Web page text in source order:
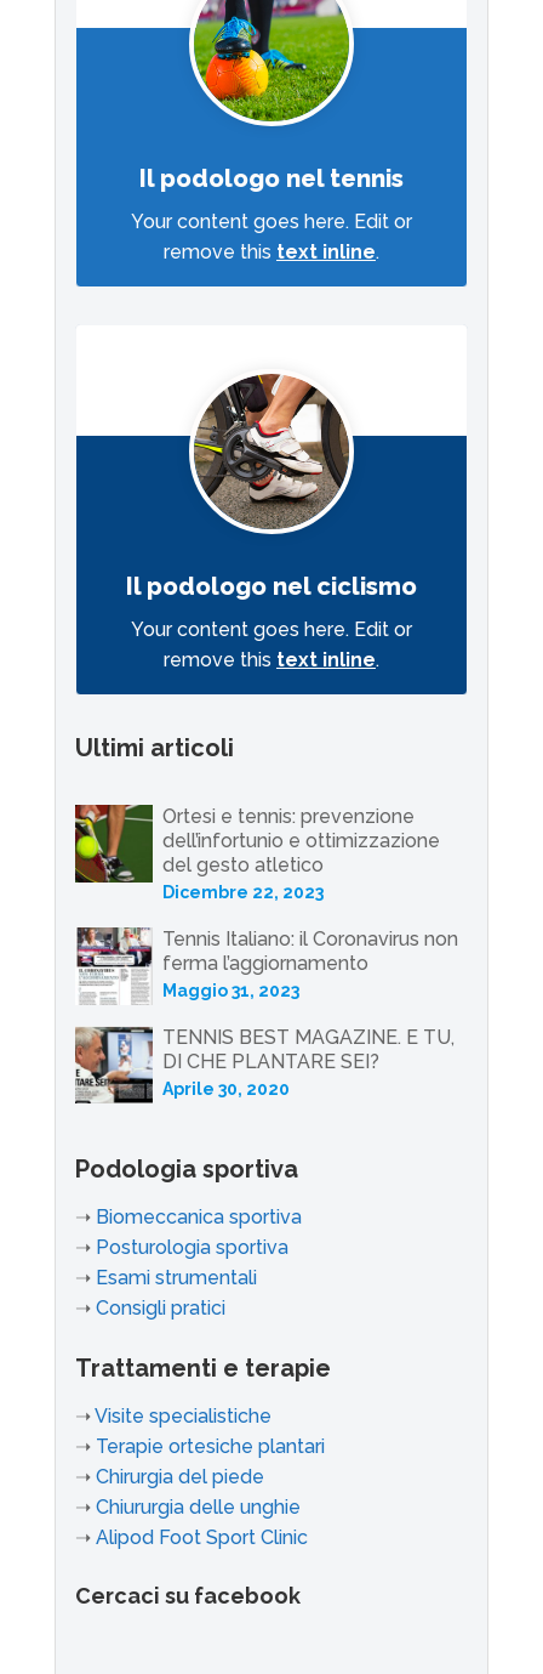
Il podologo nel tennis
Your content goes here. Edit or
remove this text inline.
Il podologo nel ciclismo
Your content goes here. Edit or
remove this text inline.
Ultimi articoli
Ortesi e tennis: prevenzione
dell’infortunio e ottimizzazione
del gesto atletico
Dicembre 22, 2023
Tennis Italiano: il Coronavirus non
ferma l’aggiornamento
Maggio 31, 2023
TENNIS BEST MAGAZINE. E TU,
DI CHE PLANTARE SEI?
Aprile 30, 2020
Podologia sportiva
➝ Biomeccanica sportiva
➝ Posturologia sportiva
➝ Esami strumentali
➝ Consigli pratici
Trattamenti e terapie
➝Visite specialistiche
➝ Terapie ortesiche plantari
➝ Chirurgia del piede
➝ Chiururgia delle unghie
➝ Alipod Foot Sport Clinic
Cercaci su facebook